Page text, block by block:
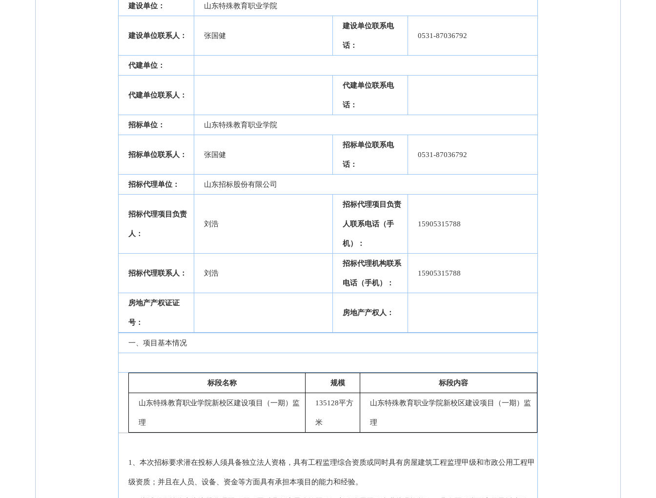
建设单位： 山东特殊教育职业学院
建设单位联系人： 张国健
建设单位联系电
话：
0531-87036792
代建单位：
代建单位联系人：
代建单位联系电
话：
招标单位： 山东特殊教育职业学院
招标单位联系人： 张国健
招标单位联系电
话：
0531-87036792
招标代理单位： 山东招标股份有限公司
招标代理项目负责
人：
刘浩
招标代理项目负责
人联系电话（手
机）：
15905315788
招标代理联系人： 刘浩
招标代理机构联系
电话（手机）：
15905315788
房地产产权证证
号：
房地产产权人：
一、项目基本情况
标段名称 规模 标段内容
山东特殊教育职业学院新校区建设项目（一期）监
理
135128平方
米
山东特殊教育职业学院新校区建设项目（一期）监
理
1、本次招标要求潜在投标人须具备独立法人资格，具有工程监理综合资质或同时具有房屋建筑工程监理甲级和市政公用工程甲
级资质；并且在人员、设备、资金等方面具有承担本项目的能力和经验。